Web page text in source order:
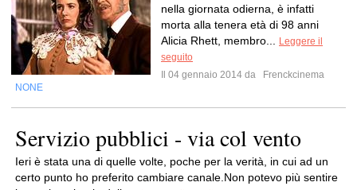
nella giornata odierna, è infatti
morta alla tenera età di 98 anni
Alicia Rhett, membro...
Leggere il
seguito
Il 04 gennaio 2014 da
Frenckcinema
NONE
Servizio pubblici - via col vento
Ieri è stata una di quelle volte, poche per la verità, in cui ad un
certo punto ho preferito cambiare canale.Non potevo più sentire